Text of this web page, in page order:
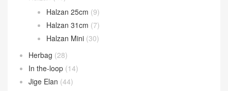
Halzan 25cm (9)
Halzan 31cm (7)
Halzan Mini (30)
Herbag (28)
In the-loop (14)
Jige Elan (44)